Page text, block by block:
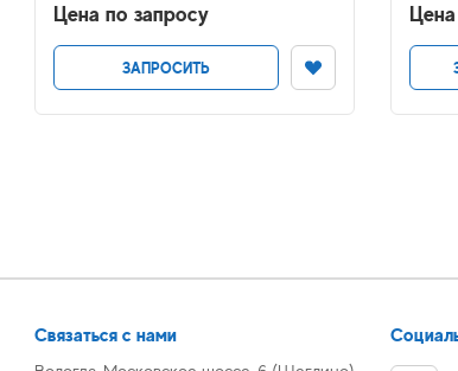
Цена по запросу
ЗАПРОСИТЬ
Связаться с нами